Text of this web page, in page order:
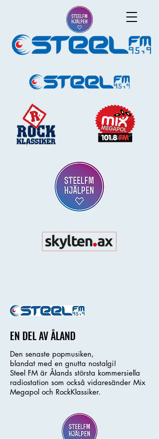
EN DEL AV ÅLAND
Den senaste popmusiken,
blandat med en gnutta nostalgi!
Steel FM är Ålands största kommersiella
radiostation som också vidaresänder Mix
Megapol och RockKlassiker.